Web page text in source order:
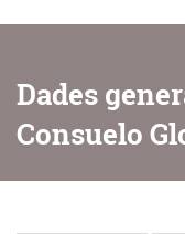
Dades
Consuelo